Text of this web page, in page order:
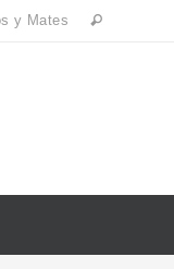
y Mates